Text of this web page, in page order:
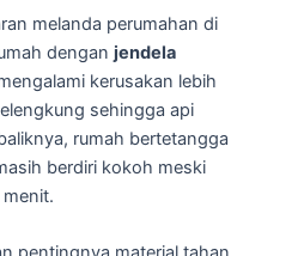
melanda perumahan di
dengan jendela
kerusakan lebih
sehingga api
rumah bertetangga
berdiri kokoh meski